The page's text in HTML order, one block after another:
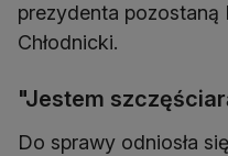
prezydenta
Chłodnicki.
"Jestem
Do sprawy odniosła